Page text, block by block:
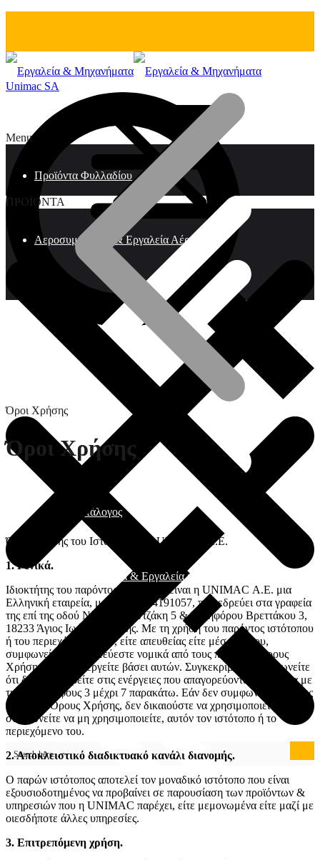
Menu
Προϊόντα Φυλλαδίου
Γενικός Κατάλογος
Καταστήματα Πώλησης
ΠΡΟΪΟΝΤΑ
Αεροσυμπιεστές & Εργαλεία Αέρος
Ηλεκτρικά εργαλεία & Εργαλεία μπαταρίας
Unimac SA
Όροι Χρήσης
Όροι Χρήσης
Όροι Χρήσης του Iστότοπου της UNIMAC Α.Ε.
1. Γενικά.
Ιδιοκτήτης του παρόντος ιστότοπου είναι η UNIMAC Α.Ε. μια
Ελληνική εταιρεία, με ΑΦΜ. 094191057, που εδρεύει στα γραφεία
της επί της οδού Νίκου Καζαντζάκη 5 & Νικηφόρου Βρεττάκου 3,
18233 Άγιος Ιωάννης Ρέντης. Με τη χρήση του παρόντος ιστότοπου
ή του περιεχόμενού του, είτε απευθείας είτε μέσω τρίτου,
συμφωνείτε ότι δεσμεύεστε νομικά από τους παρόντες Όρους
Χρήσης και θα ενεργείτε βάσει αυτών. Συγκεκριμένα, συμφωνείτε
ότι δεν θα προβείτε στις ενέργειες που απαγορεύονται σύμφωνα με
τις παραγράφους 3 μέχρι 7 παρακάτω. Εάν δεν συμφωνείτε με τους
παρόντες Όρους Χρήσης, δεν δικαιούστε να χρησιμοποιείτε, και
συμφωνείτε να μη χρησιμοποιείτε, αυτόν τον ιστότοπο ή το
περιεχόμενο του.
2. Αποκλειστικό διαδικτυακό κανάλι διανομής.
Ο παρών ιστότοπος αποτελεί τον μοναδικό ιστότοπο που είναι
εξουσιοδοτημένος να προβαίνει σε παρουσίαση των προϊόντων &
υπηρεσιών που η UNIMAC παρέχει, είτε μεμονωμένα είτε μαζί με
οιεσδήποτε άλλες υπηρεσίες.
3. Επιτρεπόμενη χρήση.